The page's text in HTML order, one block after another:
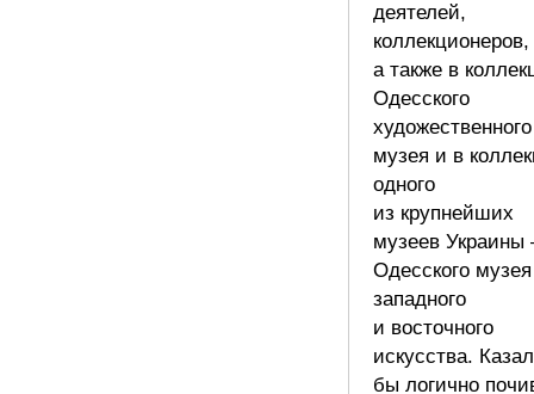
деятелей,
коллекционеров,
а также в
Одесского
художественного
музея и в
одного
из крупнейших
музеев
Одесского музея
западного
и восточного
искусства.
бы логично